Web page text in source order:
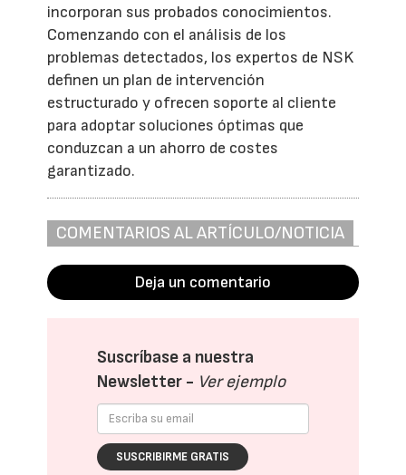
incorporan sus probados conocimientos.
Comenzando con el análisis de los
problemas detectados, los expertos de NSK
definen un plan de intervención
estructurado y ofrecen soporte al cliente
para adoptar soluciones óptimas que
conduzcan a un ahorro de costes
garantizado.
COMENTARIOS AL ARTÍCULO/NOTICIA
Deja un comentario
Suscríbase a nuestra
Newsletter - Ver ejemplo
SUSCRIBIRME GRATIS